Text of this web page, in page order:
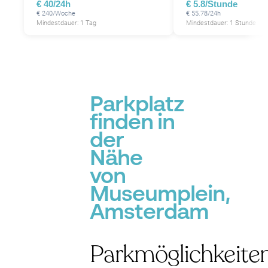
€ 40/24h
€ 240/Woche
Mindestdauer: 1 Tag
€ 5.8/Stunde
€ 55.78/24h
Mindestdauer: 1 Stunde
Parkplatz
finden in
der
Nähe
von
Museumplein,
Amsterdam